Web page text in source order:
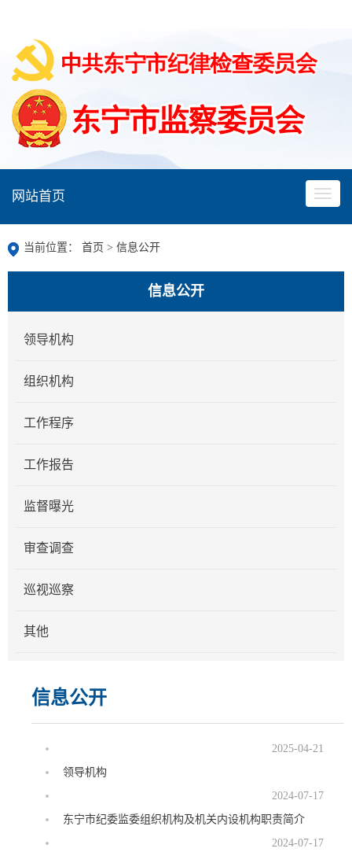
网站首页
当前位置： 首页 > 信息公开
信息公开
领导机构
组织机构
工作程序
工作报告
监督曝光
审查调查
巡视巡察
其他
信息公开
2025-04-21
领导机构
2024-07-17
东宁市纪委监委组织机构及机关内设机构职责简介
2024-07-17